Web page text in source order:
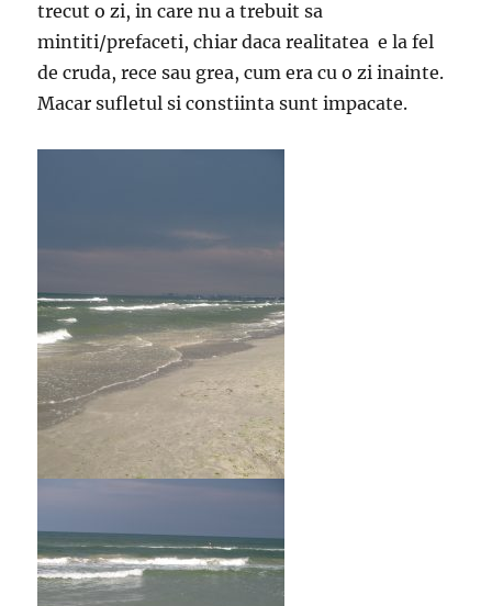
trecut o zi, in care nu a trebuit sa
mintiti/prefaceti, chiar daca realitatea e la fel
de cruda, rece sau grea, cum era cu o zi inainte.
Macar sufletul si constiinta sunt impacate.